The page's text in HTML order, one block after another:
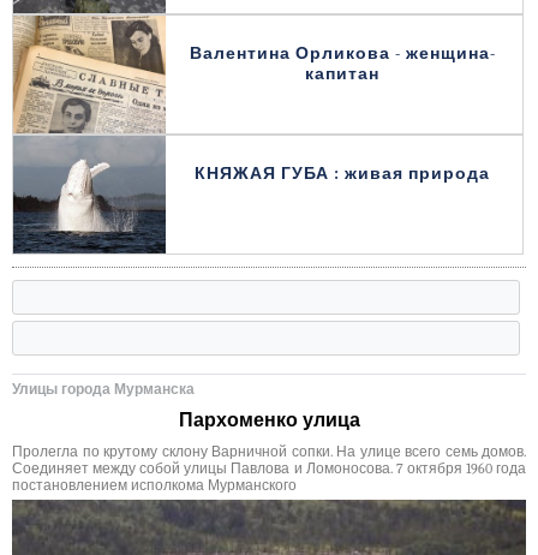
Валентина Орликова - женщина-
капитан
КНЯЖАЯ ГУБА : живая природа
Улицы города Мурманска
Пархоменко улица
Пролегла по крутому склону Варничной сопки. На улице всего семь домов.
Соединяет между собой улицы Павлова и Ломоносова. 7 октября 1960 года
постановлением исполкома Мурманского